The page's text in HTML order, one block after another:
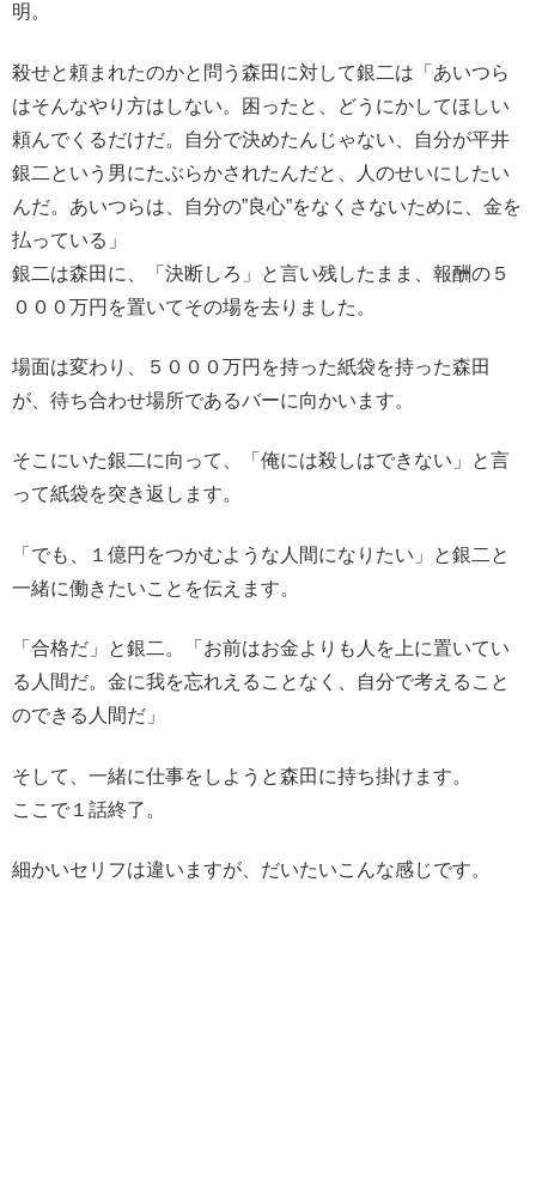
明。
殺せと頼まれたのかと問う森田に対して銀二は「あいつら
はそんなやり方はしない。困ったと、どうにかしてほしい
頼んでくるだけだ。自分で決めたんじゃない、自分が平井
銀二という男にたぶらかされたんだと、人のせいにしたい
んだ。あいつらは、自分の”良心”をなくさないために、金を
払っている」
銀二は森田に、「決断しろ」と言い残したまま、報酬の５
０００万円を置いてその場を去りました。
場面は変わり、５０００万円を持った紙袋を持った森田
が、待ち合わせ場所であるバーに向かいます。
そこにいた銀二に向って、「俺には殺しはできない」と言
って紙袋を突き返します。
「でも、１億円をつかむような人間になりたい」と銀二と
一緒に働きたいことを伝えます。
「合格だ」と銀二。「お前はお金よりも人を上に置いてい
る人間だ。金に我を忘れえることなく、自分で考えること
のできる人間だ」
そして、一緒に仕事をしようと森田に持ち掛けます。
ここで１話終了。
細かいセリフは違いますが、だいたいこんな感じです。